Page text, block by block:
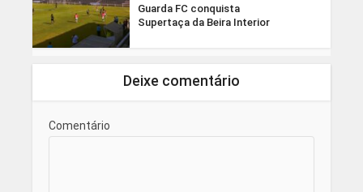
Guarda FC conquista
Supertaça da Beira Interior
Deixe comentário
Comentário